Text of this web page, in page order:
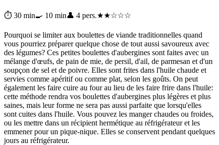
⏱ 30 min🍳 10 min👤 4 pers.★★☆☆☆
Pourquoi se limiter aux boulettes de viande traditionnelles quand
vous pourriez préparer quelque chose de tout aussi savoureux avec
des légumes? Ces petites boulettes d'aubergines sont faites avec un
mélange d'œufs, de pain de mie, de persil, d'ail, de parmesan et d'un
soupçon de sel et de poivre. Elles sont frites dans l'huile chaude et
servies comme apéritif ou comme plat, selon les goûts. On peut
également les faire cuire au four au lieu de les faire frire dans l'huile:
cette méthode rendra vos boulettes d'aubergines plus légères et plus
saines, mais leur forme ne sera pas aussi parfaite que lorsqu'elles
sont cuites dans l'huile. Vous pouvez les manger chaudes ou froides,
ou les mettre dans un récipient hermétique au réfrigérateur et les
emmener pour un pique-nique. Elles se conservent pendant quelques
jours au réfrigérateur.